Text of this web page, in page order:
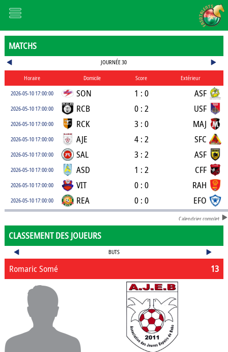
MATCHS
JOURNÉE 30
Horaire Domicile Score
Extérieur
2026-05-10 17:00:00
SON 1 : 0 ASF
2026-05-10 17:00:00 RCB 0 : 2 USF
2026-05-10 17:00:00 RCK 3 : 0 MAJ
2026-05-10 17:00:00 AJE 4 : 2 SFC
2026-05-10 17:00:00 SAL 3 : 2 ASF
2026-05-10 17:00:00 ASD 1 : 2 CFF
2026-05-10 17:00:00 VIT 0 : 0 RAH
2026-05-10 17:00:00 REA 0 : 0 EFO
Calendrier complet
CLASSEMENT DES JOUEURS
BUTS
13
Romaric Somé